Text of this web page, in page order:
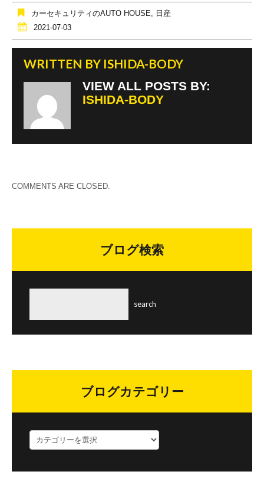
o
o
k
カーセキュリティのAUTO HOUSE
日産
2021-07-03
WRITTEN BY ISHIDA-BODY
VIEW ALL POSTS BY:
ISHIDA-BODY
COMMENTS ARE CLOSED.
ブログ検索
ブログカテゴリー
ロ